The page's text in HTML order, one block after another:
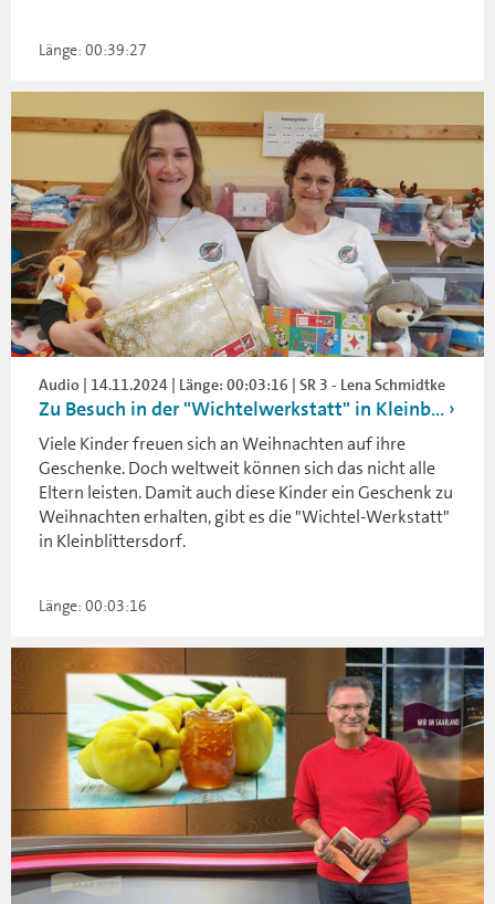
Länge: 00:39:27
Audio | 14.11.2024 | Länge: 00:03:16 | SR 3 - Lena Schmidtke
Zu Besuch in der "Wichtelwerkstatt" in Kleinb...
Viele Kinder freuen sich an Weihnachten auf ihre
Geschenke. Doch weltweit können sich das nicht alle
Eltern leisten. Damit auch diese Kinder ein Geschenk zu
Weihnachten erhalten, gibt es die "Wichtel-Werkstatt"
in Kleinblittersdorf.
Länge: 00:03:16